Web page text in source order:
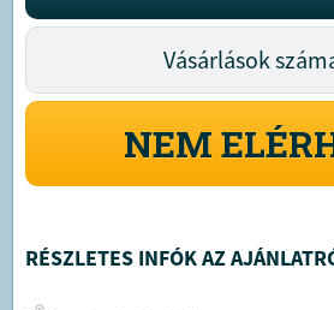
Vásárlások
NEM
RÉSZLETES INFÓK AZ